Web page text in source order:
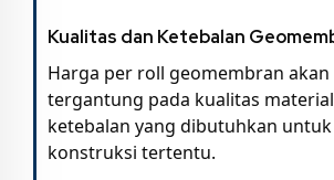
Kualitas dan Ketebalan
Harga per roll geomembran akan
tergantung pada kualitas
ketebalan yang dibutuhkan
konstruksi tertentu.